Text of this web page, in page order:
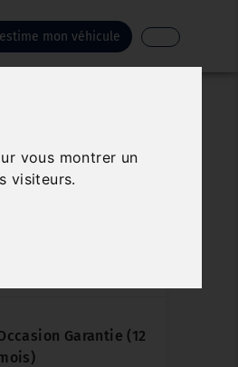
vous montrer un
visiteurs.
mon véhicule
Garantie (12